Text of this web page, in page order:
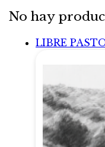
No hay
LIBRE